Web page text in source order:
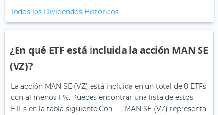
Todos los Dividendos Históricos
¿En qué ETF está incluida la acción MAN SE
(VZ)?
La acción MAN SE (VZ) está incluida en un total de 0 ETFs
con al menos 1 %. Puedes encontrar una lista de estos
ETFs en la tabla siguiente.Con —, MAN SE (VZ) representa